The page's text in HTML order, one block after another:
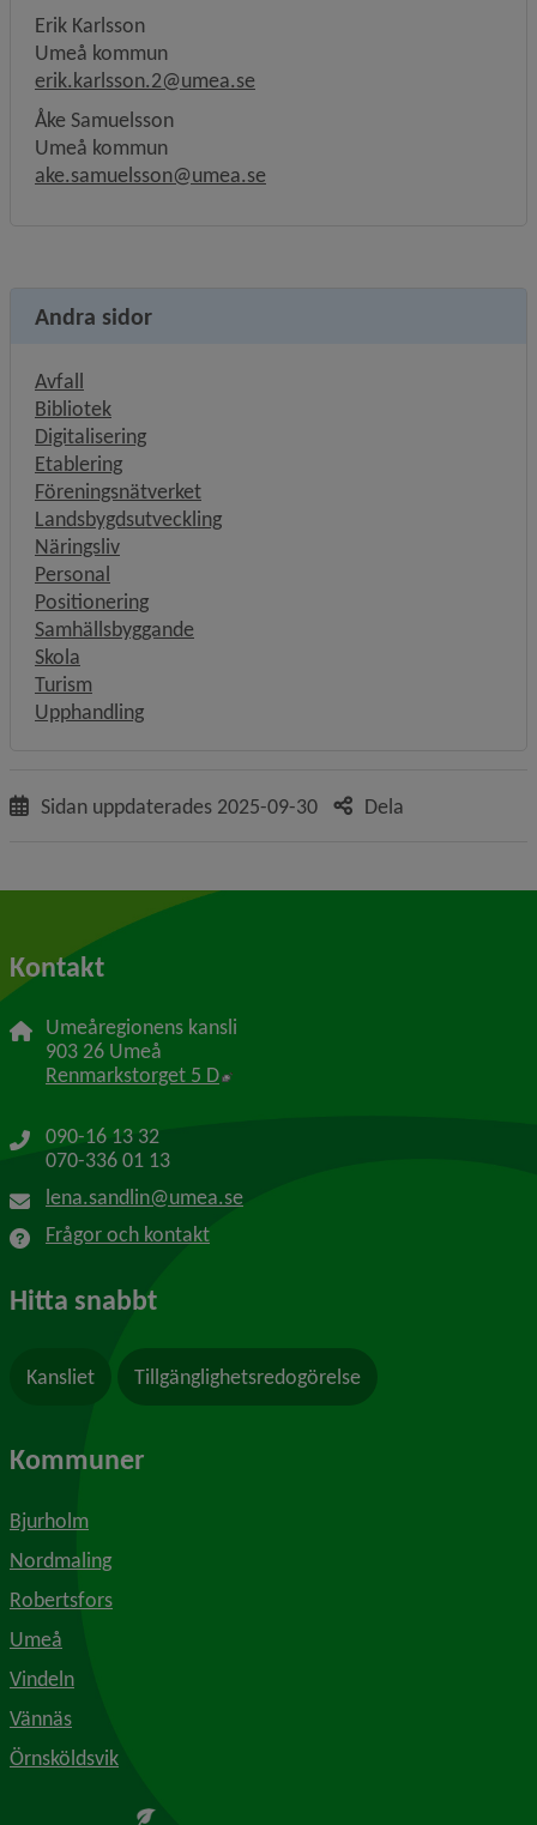
Erik Karlsson
Umeå kommun
erik.karlsson.2@umea.se
Åke Samuelsson
Umeå kommun
ake.samuelsson@umea.se
Andra sidor
Avfall
Bibliotek
Digitalisering
Etablering
Föreningsnätverket
Landsbygdsutveckling
Näringsliv
Personal
Positionering
Samhällsbyggande
Skola
Turism
Upphandling
Sidan uppdaterades 2025-09-30 Dela
Kontakt
Umeåregionens kansli
903 26 Umeå
Renmarkstorget 5 D Länk till annan webbplats, öppnas
090-16 13 32
070-336 01 13
lena.sandlin@umea.se
Frågor och kontakt
Hitta snabbt
Kansliet Tillgänglighetsredogörelse
Kommuner
Bjurholm
Nordmaling
Robertsfors
Umeå
Vindeln
Vännäs
Örnsköldsvik